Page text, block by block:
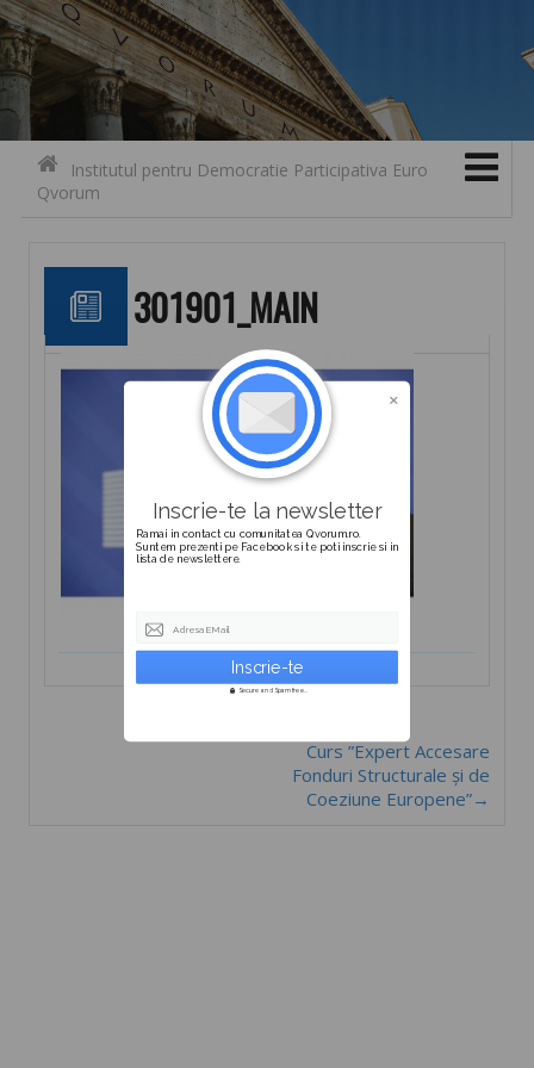
Contact
Skip to content
Institutul pentru Democratie Participativa Euro
Qvorum
301901_MAIN
Curs ”Expert Accesare
Fonduri Structurale și de
Coeziune Europene”→
Inscrie-te la newsletter
Ramai in contact cu comunitatea Qvorum.ro.
Suntem prezenti pe Facebook si te poti inscrie si in
lista de newslettere.
Adresa EMail
Secure and Spam free...